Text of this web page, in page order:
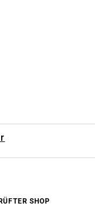
SHOP